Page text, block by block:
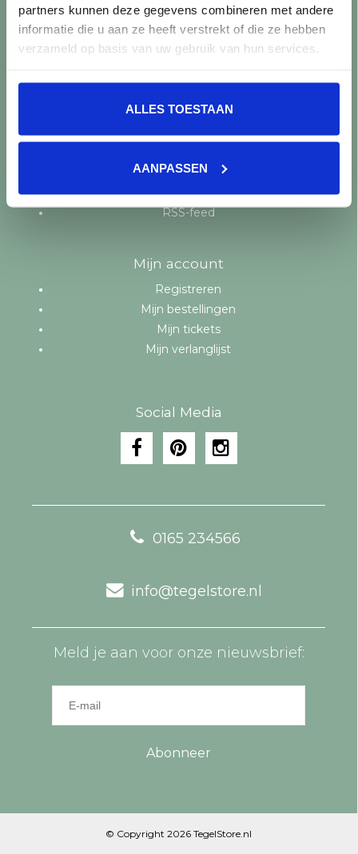
partners kunnen deze gegevens combineren met andere
informatie die u aan ze heeft verstrekt of die ze hebben
verzameld op basis van uw gebruik van hun services.
ALLES TOESTAAN
AANPASSEN
Algemene voorwaarden
Privacy Policy
Producten
Alle producten
Nieuwe producten
Merken
Tags
RSS-feed
Mijn account
Registreren
Mijn bestellingen
Mijn tickets
Mijn verlanglijst
Social Media
0165 234566
info@tegelstore.nl
Meld je aan voor onze nieuwsbrief:
Abonneer
© Copyright 2026 TegelStore.nl